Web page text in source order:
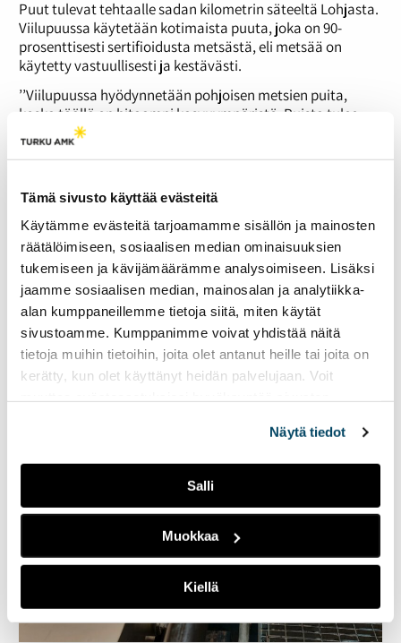
Tämä sivusto käyttää evästeitä
Käytämme evästeitä tarjoamamme sisällön ja mainosten
räätälöimiseen, sosiaalisen median ominaisuuksien
tukemiseen ja kävijämäärämme analysoimiseen. Lisäksi
jaamme sosiaalisen median, mainosalan ja analytiikka-
alan kumppaneillemme tietoja siitä, miten käytät
sivustoamme. Kumppanimme voivat yhdistää näitä
tietoja muihin tietoihin, joita olet antanut heille tai joita on
kerätty, kun olet käyttänyt heidän palvelujaan. Voit
Näytä tiedot
Salli
Muokkaa
Kiellä
Puut tulevat tehtaalle sadan kilometrin säteeltä Lohjasta.
Viilupuussa käytetään kotimaista puuta, joka on 90-
prosenttisesti sertifioidusta metsästä, eli metsää on
käytetty vastuullisesti ja kestävästi.
’’Viilupuussa hyödynnetään pohjoisen metsien puita,
koska täällä on hitaampi kasvuympäristö. Puista tulee
myös tasalaatuisia ja vuosirenkaat pysyvät ohuina’’,
Lammi jatkaa.
lajitellaan. Kertopuutuotteet valmistetaan riittävän
vahvoiksi ja oikeisiin käyttökohteisiin sopiviksi. Jokainen
viilu kuvataan ja paino punnitaan, jotta laatu
varmistetaan.